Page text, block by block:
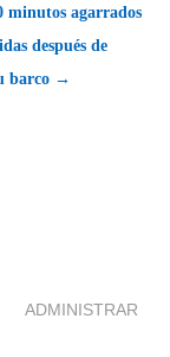
minutos agarrados
después de
barco →
ADMINISTRAR